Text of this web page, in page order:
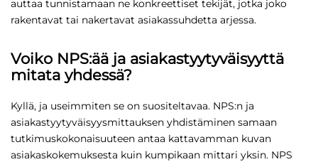
auttaa tunnistamaan ne konkreettiset tekijät, jotka joko
rakentavat tai nakertavat asiakassuhdetta arjessa.
Voiko NPS:ää ja asiakastyytyväisyyttä
mitata yhdessä?
Kyllä, ja useimmiten se on suositeltavaa. NPS:n ja
asiakastyytyväisyysmittauksen yhdistäminen samaan
tutkimuskokonaisuuteen antaa kattavamman kuvan
asiakaskokemuksesta kuin kumpikaan mittari yksin. NPS